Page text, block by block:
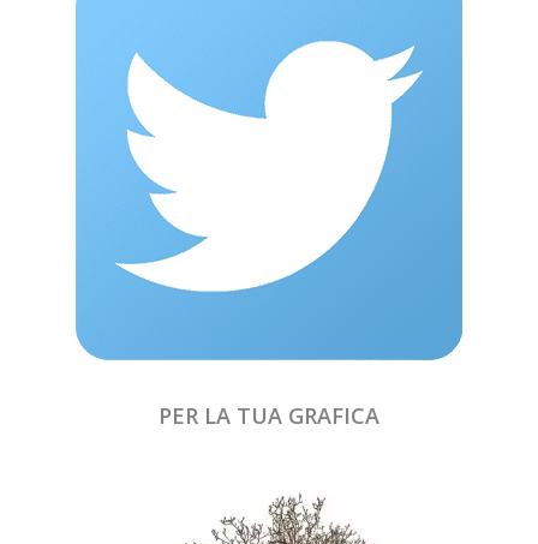
PER LA TUA GRAFICA